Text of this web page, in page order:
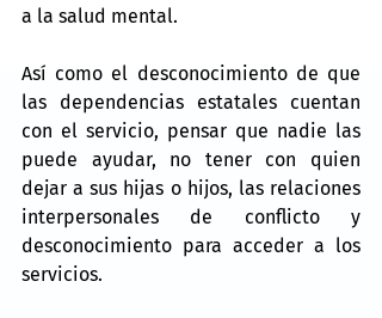
a la salud mental.
Así como el desconocimiento de que
las dependencias estatales cuentan
con el servicio, pensar que nadie las
puede ayudar, no tener con quien
dejar a sus hijas o hijos, las relaciones
interpersonales de conflicto y
desconocimiento para acceder a los
servicios.